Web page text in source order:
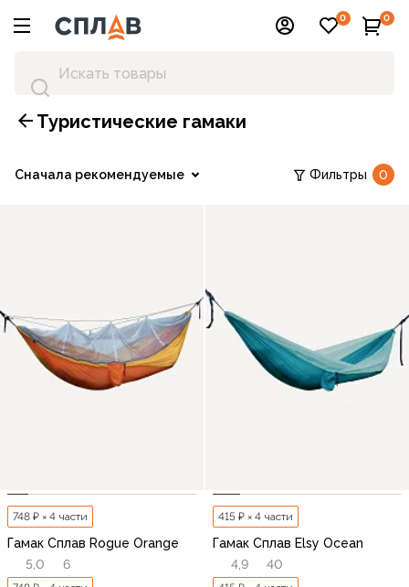
0 0
Туристические гамаки
Сначала рекомендуемые Фильтры 0
748 ₽ × 4 части
Гамак Сплав Rogue Orange
5,0
6
415 ₽ × 4 части
Гамак Сплав Elsy Ocean
4,9
40